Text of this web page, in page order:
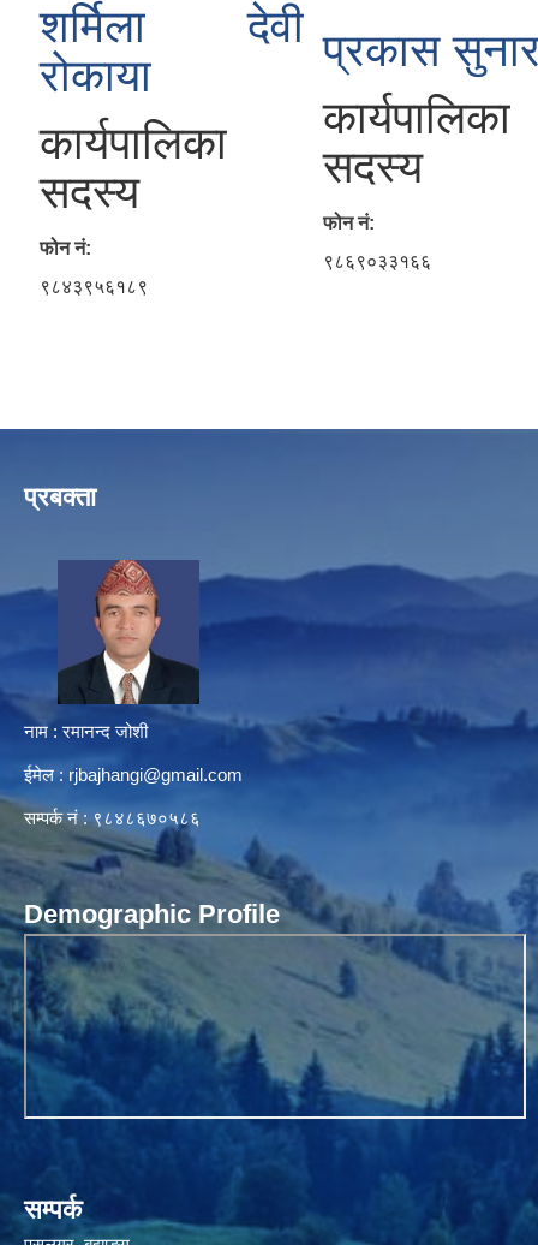
शर्मिला देवी
रोकाया
कार्यपालिका
सदस्य
फोन नं:
९८४३९५६१८९
प्रकास
कार्यपालिका
सदस्य
फोन नं:
९८६९०३३१६६
प्रबक्ता
नाम : रमानन्द जोशी
ईमेल : rjbajhangi@gmail.com
सम्पर्क नं : ९८४८६७०५८६
Demographic Profile
सम्पर्क